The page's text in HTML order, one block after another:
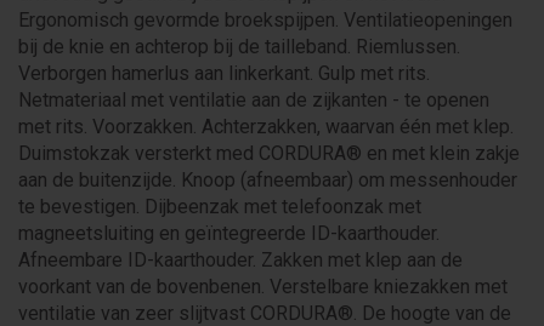
Ergonomisch gevormde broekspijpen. Ventilatieopeningen
bij de knie en achterop bij de tailleband. Riemlussen.
Verborgen hamerlus aan linkerkant. Gulp met rits.
Netmateriaal met ventilatie aan de zijkanten - te openen
met rits. Voorzakken. Achterzakken, waarvan één met klep.
Duimstokzak versterkt med CORDURA® en met klein zakje
aan de buitenzijde. Knoop (afneembaar) om messenhouder
te bevestigen. Dijbeenzak met telefoonzak met
magneetsluiting en geïntegreerde ID-kaarthouder.
Afneembare ID-kaarthouder. Zakken met klep aan de
voorkant van de bovenbenen. Verstelbare kniezakken met
ventilatie van zeer slijtvast CORDURA®. De hoogte van de